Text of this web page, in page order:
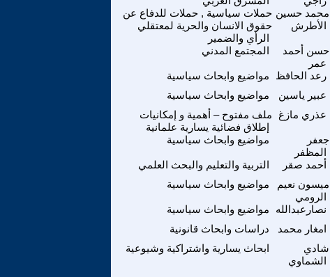
حملات سياسية , حملات للدفاع عن
حقوق الانسان والحرية لمعتقلي
الرأي والضمير
محمد حسين
الأطرش
المجتمع المدني
حسن أحمد
عمر
مواضيع وابحاث سياسية رعد الحافظ
مواضيع وابحاث سياسية
عبير ياسين
ملف مفتوح – أهمية و إمكانيات
إطلاق فضائية يسارية علمانية
عذري مازغ
مواضيع وابحاث سياسية
جعفر
المظفر
التربية والتعليم والبحث العلمي أحمد صقر
مواضيع وابحاث سياسية
ميسون نعيم
الرومي
مواضيع وابحاث سياسية نصارعبدالله
دراسات وابحاث قانونية
امغار محمد
ابحاث يسارية واشتراكية وشيوعية
شادي
الشماوي